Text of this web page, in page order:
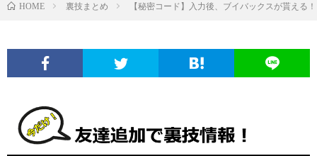
HOME 裏技まとめ 【秘密コード】入力後、ブイバックスが貰える